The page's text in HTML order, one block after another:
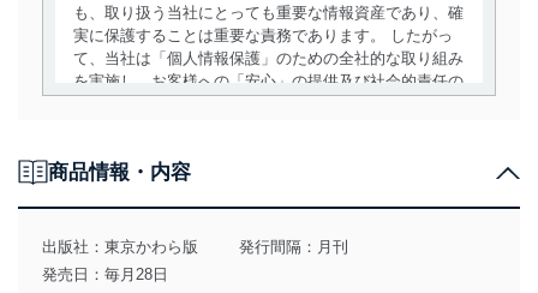
も、取り扱う当社にとっても重要な情報資産であり、確
実に保護することは重要な責務であります。 したがっ
て、当社は「個人情報保護」のための全社的な取り組み
を実施し、お客様への「安心」の提供及び社会的責任の
用目的を明確にし、本人の同意を得たうえで利用目的の
達成に必要な範囲内で適法かつ公正な手段によって取
得・利用・提供を行います。また、当社が保有している
個人情報は、同意を得ずに目的外利用、第三者への提
商品情報・内容
出版社： 東京かわら版
発行間隔：月刊
発売日：毎月28日